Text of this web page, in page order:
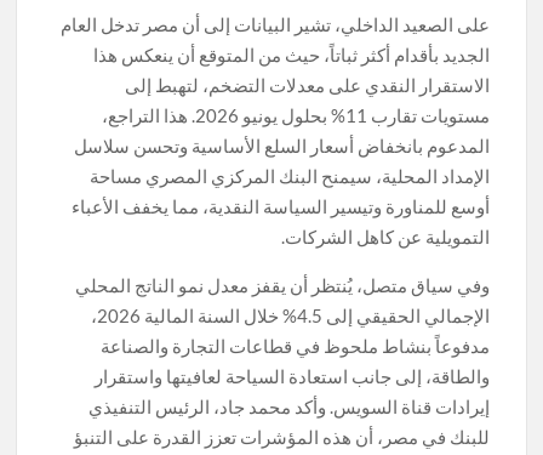
على الصعيد الداخلي، تشير البيانات إلى أن مصر تدخل العام
الجديد بأقدام أكثر ثباتاً، حيث من المتوقع أن ينعكس هذا
الاستقرار النقدي على معدلات التضخم، لتهبط إلى
مستويات تقارب 11% بحلول يونيو 2026. هذا التراجع،
المدعوم بانخفاض أسعار السلع الأساسية وتحسن سلاسل
الإمداد المحلية، سيمنح البنك المركزي المصري مساحة
أوسع للمناورة وتيسير السياسة النقدية، مما يخفف الأعباء
التمويلية عن كاهل الشركات.
وفي سياق متصل، يُنتظر أن يقفز معدل نمو الناتج المحلي
الإجمالي الحقيقي إلى 4.5% خلال السنة المالية 2026،
مدفوعاً بنشاط ملحوظ في قطاعات التجارة والصناعة
والطاقة، إلى جانب استعادة السياحة لعافيتها واستقرار
إيرادات قناة السويس. وأكد محمد جاد، الرئيس التنفيذي
للبنك في مصر، أن هذه المؤشرات تعزز القدرة على التنبؤ